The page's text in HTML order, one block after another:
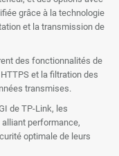
grâce à la technologie
et la transmission de
des fonctionnalités de
et la filtration des
transmises.
de TP-Link, les
performance,
optimale de leurs